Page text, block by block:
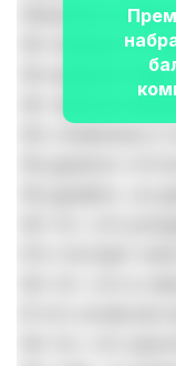
Никаким
Ни первый
Ни мудрый
Ни черный